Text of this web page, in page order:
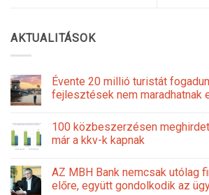
AKTUALITÁSOK
Évente 20 millió turistát
fejlesztések nem maradhatnak
100 közbeszerzésen
már a kkv-k kapnak
AZ MBH Bank nemcsak utólag
előre, együtt gondolkodik az